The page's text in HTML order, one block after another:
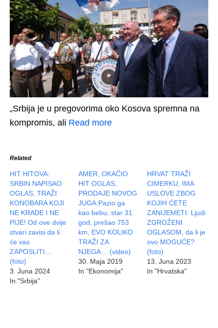
„Srbija je u pregovorima oko Kosova spremna na
kompromis, ali Read more
Related
HIT HITOVA:
SRBIN NAPISAO
OGLAS, TRAŽI
KONOBARA KOJI
NE KRADE I NE
PIJE! Od ove dvije
stvari zavisi da li
će vas
ZAPOSLITI…
(foto)
3. Juna 2024
In "Srbija"
AMER, OKAČIO
HIT OGLAS,
PRODAJE NOVOG
JUGA:Pazio ga
kao bebu, star 31
god, prešao 753
km, EVO KOLIKO
TRAŽI ZA
NJEGA… (video)
30. Maja 2019
In "Ekonomija"
HRVAT TRAŽI
CIMERKU, IMA
USLOVE ZBOG
KOJIH ĆETE
ZANIJEMETI: Ljudi
ZGROŽENI
OGLASOM, da li je
ovo MOGUĆE?
(foto)
13. Juna 2023
In "Hrvatska"